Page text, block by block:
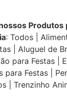
Produtos
: Todos
Aluguel de
para Festas
para Festas
Trenzinho